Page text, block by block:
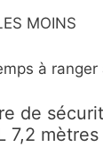
MOINS
à ranger
de
7,2 mètres